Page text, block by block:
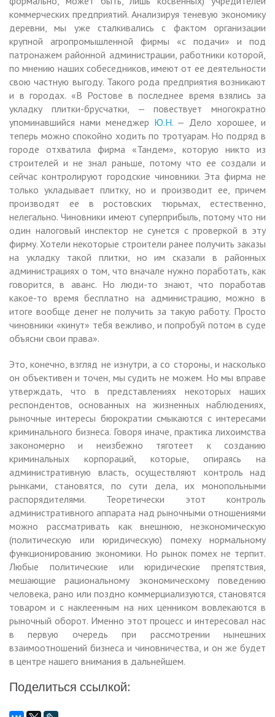
коммерческих предприятий. Анализируя теневую экономику
деревни, мы уже сталкивались с фактом организации
крупной агропромышленной фирмы «с подачи» и под
патронажем районной администрации, работники которой,
по мнению наших собеседников, имеют от ее деятельности
свою частную выгоду. Такого рода предприятия возникают
и в городах. «В Ростове в последнее время взялись за
укладку плитки-брусчатки, — повествует многократно
упоминавшийся нами менеджер Ю.Н.— Дело хорошее, и
теперь можно спокойно ходить по тротуарам. Но подряд в
городе отхватила фирма «Тандем», которую никто из
строителей и не знал раньше, потому что ее создали и
сейчас контролируют городские чиновники. Эта фирма не
только укладывает плитку, но и производит ее, причем
производят ее в ростовских тюрьмах, естественно,
нелегально. Чиновники имеют суперприбыль, потому что ни
один налоговый инспектор не сунется с проверкой в эту
фирму. Хотели некоторые строители ранее получить заказы
на укладку такой плитки, но им сказали в районных
администрациях о том, что вначале нужно поработать, как
говорится, в аванс. Но люди-то знают, что поработав
какое-то время бесплатно на администрацию, можно в
итоге вообще денег не получить за такую работу. Просто
чиновники «кинут» тебя вежливо, и попробуй потом в суде
объясни свои права».
Это, конечно, взгляд не изнутри, а со стороны, и насколько
он объективен и точен, мы судить не можем. Но мы вправе
утверждать, что в представлениях некоторых наших
респондентов, основанных на жизненных наблюдениях,
рыночные интересы бюрократии смыкаются с интересами
криминального бизнеса. Говоря иначе, практика лихоимства
закономерно и неизбежно тяготеет к созданию
криминальных корпораций, которые, опираясь на
административную власть, осуществляют контроль над
рынками, становятся, по сути дела, их монопольными
распорядителями. Теоретически этот контроль
административного аппарата над рыночными отношениями
можно рассматривать как внешнюю, неэкономическую
(политическую или юридическую) помеху нормальному
функционированию экономики. Но рынок помех не терпит.
Любые политические или юридические препятствия,
мешающие рациональному экономическому поведению
человека, рано или поздно коммерциализуются, становятся
товаром и с наклеенным на них ценником вовлекаются в
рыночный оборот. Именно этот процесс и интересовал нас
в первую очередь при рассмотрении нынешних
взаимоотношений бизнеса и чиновничества, и он же будет
в центре нашего внимания в дальнейшем.
Поделиться ссылкой: